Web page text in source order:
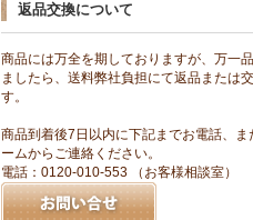
返品交換について
商品には万全を期しておりますが、万一
ましたら、送料弊社負担にて返品または
す。
商品到着後7日以内に下記までお電話、
ームからご連絡ください。
電話：0120-010-553 （お客様相談室）